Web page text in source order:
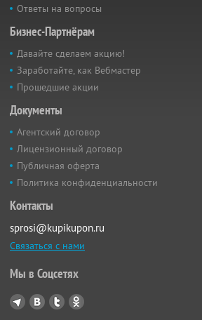
Ответы на вопросы
Бизнес-Партнёрам
Давайте сделаем акцию!
Заработайте, как Вебмастер
Прошедшие акции
Документы
Агентский договор
Лицензионный договор
Публичная оферта
Политика конфиденциальности
Контакты
sprosi@kupikupon.ru
Связаться с нами
Мы в Соцсетях